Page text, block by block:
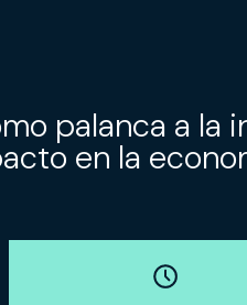
palanca a la
en la